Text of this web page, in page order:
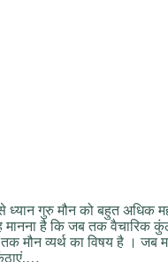
गुरु मौन को बहुत अधिक
मानना है कि जब तक वैचारिक
तक मौन व्यर्थ का विषय है । जब